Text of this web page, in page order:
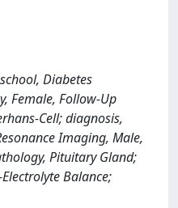
Diabetes
Female, Follow-Up
Cell; diagnosis,
Imaging, Male,
Pituitary Gland;
Balance;